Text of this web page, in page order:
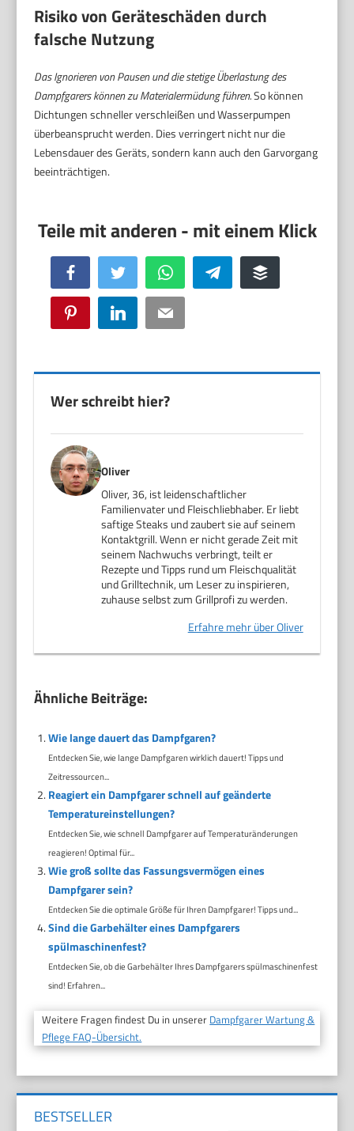
Risiko von Geräteschäden durch
falsche Nutzung
Das Ignorieren von Pausen und die stetige Überlastung des
Dampfgarers können zu Materialermüdung führen.So können
Dichtungen schneller verschleißen und Wasserpumpen
überbeansprucht werden. Dies verringert nicht nur die
Lebensdauer des Geräts, sondern kann auch den Garvorgang
beeinträchtigen.
Facebook Twitter WhatsApp Telegram Buffer
Pinterest LinkedIn Email
Wer schreibt hier?
Oliver
Oliver, 36, ist leidenschaftlicher
Familienvater und Fleischliebhaber. Er liebt
saftige Steaks und zaubert sie auf seinem
Kontaktgrill. Wenn er nicht gerade Zeit mit
seinem Nachwuchs verbringt, teilt er
Rezepte und Tipps rund um Fleischqualität
und Grilltechnik, um Leser zu inspirieren,
zuhause selbst zum Grillprofi zu werden.
Erfahre mehr über Oliver
Ähnliche Beiträge:
Wie lange dauert das Dampfgaren?
Entdecken Sie, wie lange Dampfgaren wirklich dauert! Tipps und
Zeitressourcen...
Reagiert ein Dampfgarer schnell auf geänderte
Temperatureinstellungen?
Entdecken Sie, wie schnell Dampfgarer auf Temperaturänderungen
reagieren! Optimal für...
Wie groß sollte das Fassungsvermögen eines
Dampfgarer sein?
Entdecken Sie die optimale Größe für Ihren Dampfgarer! Tipps und...
Sind die Garbehälter eines Dampfgarers
spülmaschinenfest?
Entdecken Sie, ob die Garbehälter Ihres Dampfgarers spülmaschinenfest
sind! Erfahren...
Weitere Fragen findest Du in unserer Dampfgarer Wartung &
Pflege FAQ-Übersicht.
BESTSELLER